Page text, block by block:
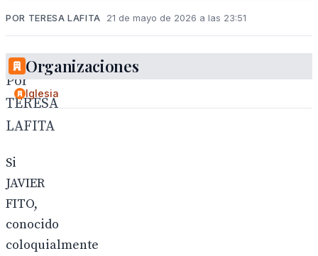
POR TERESA LAFITA 21 de mayo de 2026 a las 23:51
Por
TERESA
LAFITA
Si
JAVIER
FITO,
conocido
coloquialmente
Organizaciones
Iglesia